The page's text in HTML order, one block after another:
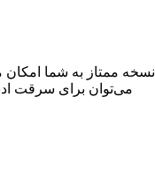
نسخه ممتاز به شما امکان